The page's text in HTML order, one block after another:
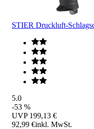
STIER Druckluft-
5.0
-53 %
UVP 199,13 €
92,99 €inkl. MwSt.